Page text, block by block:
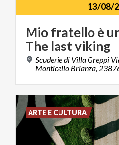
13/08/
Miofratelloè
The lastviking
Scuderie di Villa Greppi
Monticello Brianza,
ARTE E CULTURA